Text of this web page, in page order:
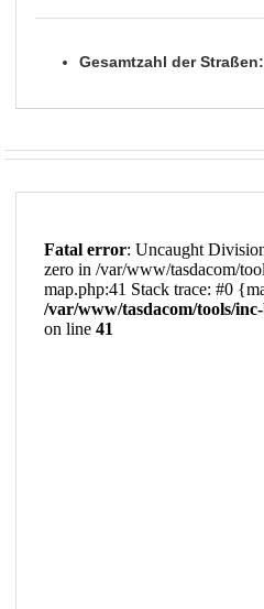
Gesamtzahl der Straßen: